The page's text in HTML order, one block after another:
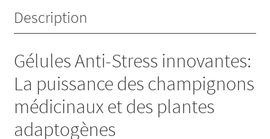
Description
Gélules Anti-Stress innovantes:
La puissance des champignons
médicinaux et des plantes
adaptogènes